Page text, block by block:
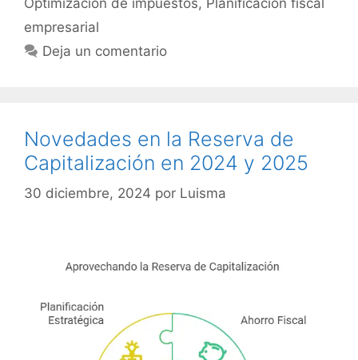
empresarial
Deja un comentario
Novedades en la Reserva de
Capitalización en 2024 y 2025
30 diciembre, 2024 por Luisma